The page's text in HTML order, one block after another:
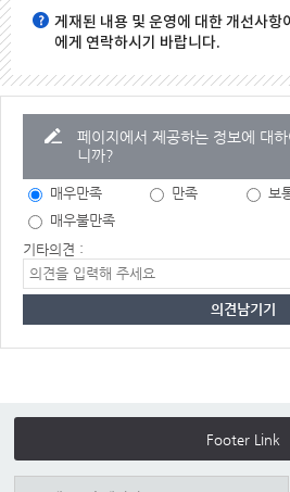
게재된 내용 및 운영에 대한 개선사항
에게 연락하시기 바랍니다.
페이지에서 제공하는 정보에 대
니까?
매우만족 만족 보
매우불만족
기타의견 :
Footer Link